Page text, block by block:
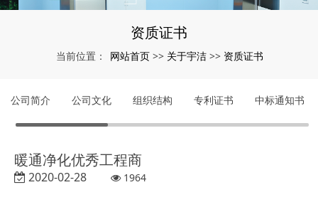
资质证书
当前位置： 网站首页 >> 关于宇洁 >> 资质证书
公司简介 公司文化 组织结构 专利证书 中标通知书
暖通净化优秀工程商
2020-02-28 1964